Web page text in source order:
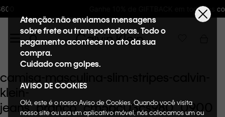
Ganhe 10% de GIFTBACK em todas as compras
Atenção: não enviamos mensagens
sobre frete ou transportadoras. Todo o
pagamento acontece no ato da sua
compra.
Cuidado com golpes.
AVISO DE COOKIES
Olá, este é o nosso Aviso de Cookies. Quando você visita
nosso site ou usa um aplicativo móvel, nós colocamos um ou
camisa-masculina-slim-stripes-calvin-
klein-
jeans_branco_cm5pc03cs980_0900